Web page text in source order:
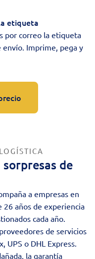
etiqueta
por correo la etiqueta
Imprime, pega y
sorpresas de
a empresas en
26 años de experiencia
cada año.
de servicios
UPS o DHL Express.
la garantía